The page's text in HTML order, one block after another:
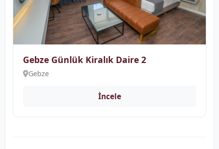
Gebze Günlük Kiralık Daire 2
Gebze
İncele